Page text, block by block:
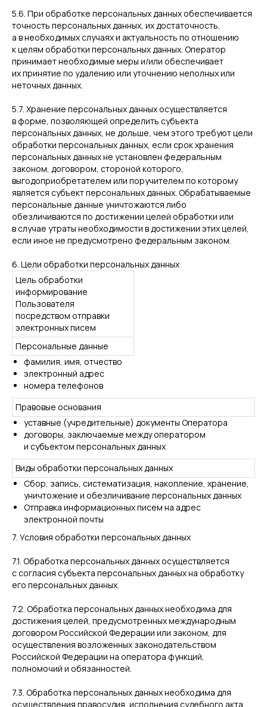
5.6. При обработке персональных данных обеспечивается
точность персональных данных, их достаточность,
а в необходимых случаях и актуальность по отношению
к целям обработки персональных данных. Оператор
принимает необходимые меры и/или обеспечивает
их принятие по удалению или уточнению неполных или
неточных данных.
5.7. Хранение персональных данных осуществляется
в форме, позволяющей определить субъекта
персональных данных, не дольше, чем этого требуют цели
обработки персональных данных, если срок хранения
персональных данных не установлен федеральным
законом, договором, стороной которого,
выгодоприобретателем или поручителем по которому
является субъект персональных данных. Обрабатываемые
персональные данные уничтожаются либо
обезличиваются по достижении целей обработки или
в случае утраты необходимости в достижении этих целей,
если иное не предусмотрено федеральным законом.
6. Цели обработки персональных данных
Цель обработки
информирование
Пользователя
посредством отправки
электронных писем
Персональные данные
фамилия, имя, отчество
электронный адрес
номера телефонов
Правовые основания
уставные (учредительные) документы Оператора
договоры, заключаемые между оператором
и субъектом персональных данных
Виды обработки персональных данных
Сбор, запись, систематизация, накопление, хранение,
уничтожение и обезличивание персональных данных
Отправка информационных писем на адрес
электронной почты
7. Условия обработки персональных данных
7.1. Обработка персональных данных осуществляется
с согласия субъекта персональных данных на обработку
его персональных данных.
7.2. Обработка персональных данных необходима для
достижения целей, предусмотренных международным
договором Российской Федерации или законом, для
осуществления возложенных законодательством
Российской Федерации на оператора функций,
полномочий и обязанностей.
7.3. Обработка персональных данных необходима для
осуществления правосудия, исполнения судебного акта,